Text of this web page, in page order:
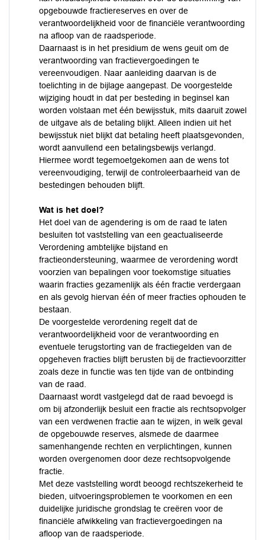
opgebouwde fractiereserves en over de
verantwoordelijkheid voor de financiële verantwoording
na afloop van de raadsperiode.
Daarnaast is in het presidium de wens geuit om de
verantwoording van fractievergoedingen te
vereenvoudigen. Naar aanleiding daarvan is de
toelichting in de bijlage aangepast. De voorgestelde
wijziging houdt in dat per besteding in beginsel kan
worden volstaan met één bewijsstuk, mits daaruit zowel
de uitgave als de betaling blijkt. Alleen indien uit het
bewijsstuk niet blijkt dat betaling heeft plaatsgevonden,
wordt aanvullend een betalingsbewijs verlangd.
Hiermee wordt tegemoetgekomen aan de wens tot
vereenvoudiging, terwijl de controleerbaarheid van de
bestedingen behouden blijft.
Wat is het doel?
Het doel van de agendering is om de raad te laten
besluiten tot vaststelling van een geactualiseerde
Verordening ambtelijke bijstand en
fractieondersteuning, waarmee de verordening wordt
voorzien van bepalingen voor toekomstige situaties
waarin fracties gezamenlijk als één fractie verdergaan
en als gevolg hiervan één of meer fracties ophouden te
bestaan.
De voorgestelde verordening regelt dat de
verantwoordelijkheid voor de verantwoording en
eventuele terugstorting van de fractiegelden van de
opgeheven fracties blijft berusten bij de fractievoorzitter
zoals deze in functie was ten tijde van de ontbinding
van de raad.
Daarnaast wordt vastgelegd dat de raad bevoegd is
om bij afzonderlijk besluit een fractie als rechtsopvolger
van een verdwenen fractie aan te wijzen, in welk geval
de opgebouwde reserves, alsmede de daarmee
samenhangende rechten en verplichtingen, kunnen
worden overgenomen door deze rechtsopvolgende
fractie.
Met deze vaststelling wordt beoogd rechtszekerheid te
bieden, uitvoeringsproblemen te voorkomen en een
duidelijke juridische grondslag te creëren voor de
financiële afwikkeling van fractievergoedingen na
afloop van de raadsperiode.